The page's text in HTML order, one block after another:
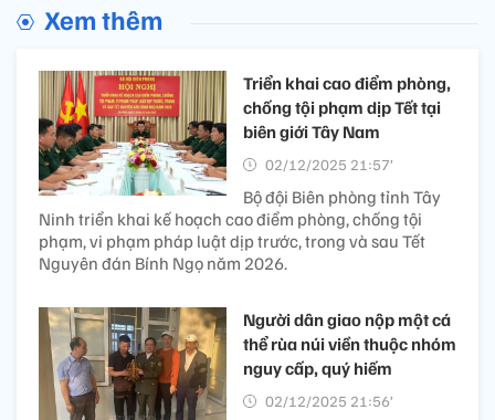
Xem thêm
Triển khai cao điểm phòng,
chống tội phạm dịp Tết tại
biên giới Tây Nam
02/12/2025 21:57’
Bộ đội Biên phòng tỉnh Tây
Ninh triển khai kế hoạch cao điểm phòng, chống tội
phạm, vi phạm pháp luật dịp trước, trong và sau Tết
Nguyên đán Bính Ngọ năm 2026.
Người dân giao nộp một cá
thể rùa núi viền thuộc nhóm
nguy cấp, quý hiếm
02/12/2025 21:56’